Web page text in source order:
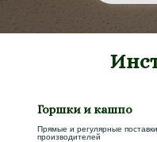
Прямые и регулярные поставки
производителей
Горшки и кашпо